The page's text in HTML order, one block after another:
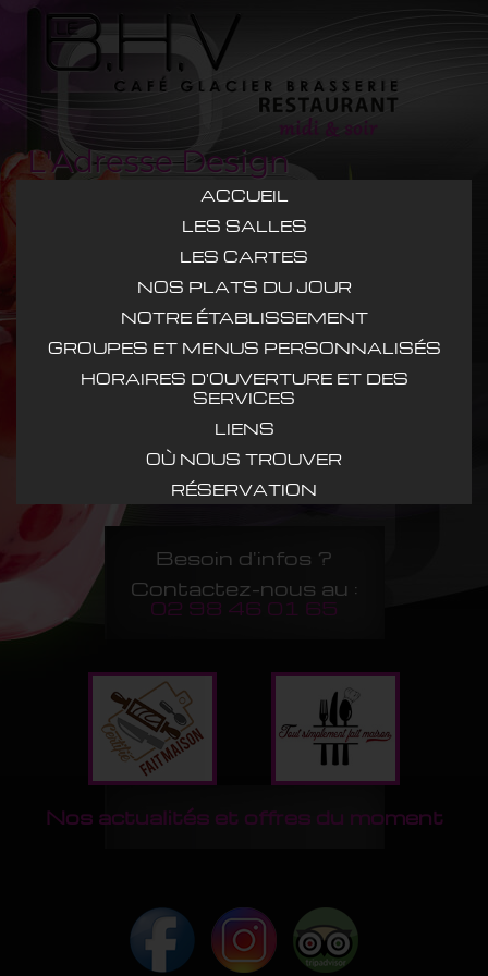
L'Adresse Design
ACCUEIL
LES SALLES
LES CARTES
NOS PLATS DU JOUR
NOTRE ÉTABLISSEMENT
GROUPES ET MENUS PERSONNALISÉS
HORAIRES D'OUVERTURE ET DES
SERVICES
LIENS
OÙ NOUS TROUVER
RÉSERVATION
Besoin d'infos ?
Contactez-nous au :
02 98 46 01 65
Nos actualités et offres du moment